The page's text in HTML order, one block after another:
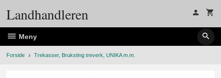
Landhandleren
Meny
Forside Trekasser, Bruksting treverk, UNIKA m.m.